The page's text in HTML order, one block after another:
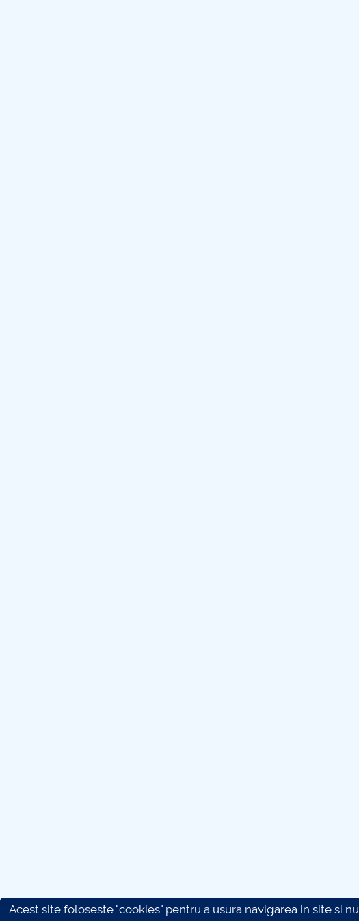
Acest site foloseste "cookies" pentru a usura navigarea in site si